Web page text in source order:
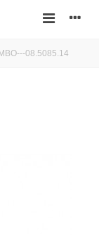
08.5085.14